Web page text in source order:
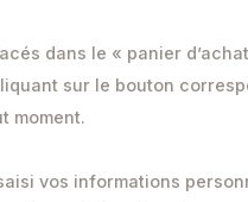
dans le « panier
sur le bouton
moment.
vos informations